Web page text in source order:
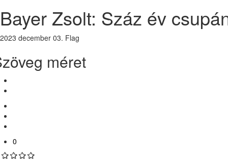
Bayer Zsolt: Száz év
2023 december 03. Flag
méret
0